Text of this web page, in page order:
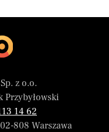
z o.o.
Przybyłowski
14 62
808 Warszawa